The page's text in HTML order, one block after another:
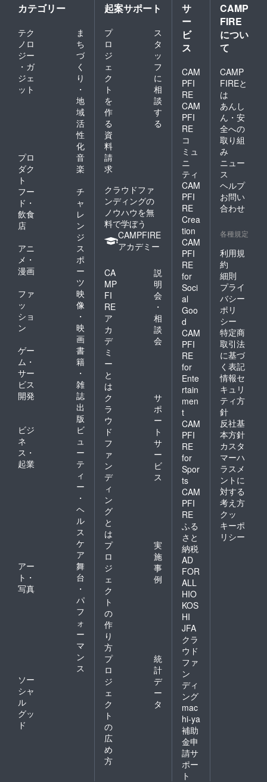
カテゴリー
テク
ノロ
ジー
・ガ
ジェ
ット
ま
ち
づ
く
り
・
地
域
活
性
化
プロ
ダク
ト
音
楽
フー
ド・
飲食
店
チ
ャ
レ
ン
ジ
アニ
メ・
漫画
ス
ポ
ー
ツ
ファ
ッ
ショ
ン
映
像
・
映
画
ゲー
ム・
サー
ビス
開発
書
籍
・
雑
誌
出
版
ビジ
ネ
ス・
起業
ビ
ュ
ー
テ
ィ
ー
・
ヘ
ル
ス
ケ
ア
アー
ト・
写真
舞
台
・
パ
フ
ォ
ー
マ
ン
ス
ソー
シャ
ル
グッ
ド
起案サポート
プ
ロ
ジ
ェ
ク
ト
を
作
る
ス
タ
ッ
フ
に
相
談
す
る
資
料
請
求
クラウドファ
ンディングの
ノウハウを無
料で学ぼう
CAMPFIRE
アカデミー
CA
MP
FI
RE
ア
カ
デ
ミ
ー
と
は
説
明
会
・
相
談
会
ク
ラ
ウ
ド
フ
ァ
ン
デ
ィ
ン
グ
と
は
サ
ポ
ー
ト
サ
ー
ビ
ス
プ
ロ
ジ
ェ
ク
ト
の
作
り
方
実
施
事
例
プ
ロ
ジ
ェ
ク
ト
の
広
め
方
統
計
デ
ー
タ
サ
ー
ビ
ス
CAM
PFI
RE
CAM
PFI
RE
コ
ミュ
ニ
ティ
CAM
PFI
RE
Crea
tion
CAM
PFI
RE
for
Soci
al
Goo
d
CAM
PFI
RE
for
Ente
rtain
men
t
CAM
PFI
RE
for
Spor
ts
CAM
PFI
RE
ふる
さと
納税
AD
FOR
ALL
HIO
KOS
HI
JFA
クラ
ウド
ファ
ン
ディ
ング
mac
hi-ya
補助
金申
請サ
ポー
ト
CAMP
FIRE
につい
て
CAMP
FIREと
は
あんし
ん・安
全への
取り組
み
ニュー
ス
ヘルプ
お問い
合わせ
各種規定
利用規
約
細則
プライ
バシー
ポリ
シー
特定商
取引法
に基づ
く表記
情報セ
キュリ
ティ方
針
反社基
本方針
カスタ
マーハ
ラスメ
ントに
対する
考え方
クッ
キーポ
リシー